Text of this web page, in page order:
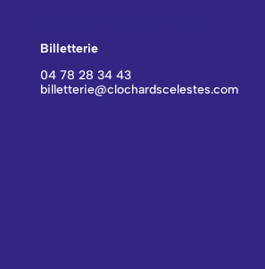
Billetterie
04 78 28 34 43
billetterie@clochardscelestes.com